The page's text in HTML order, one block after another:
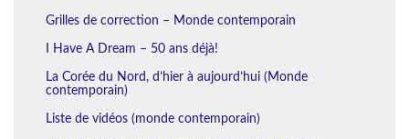
Grilles de correction – Monde contemporain
I Have A Dream – 50 ans déjà!
La Corée du Nord, d’hier à aujourd’hui (Monde
contemporain)
Liste de vidéos (monde contemporain)